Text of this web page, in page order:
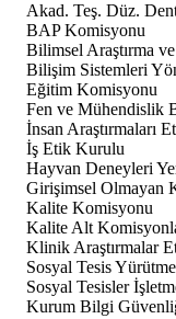
Akad. Teş. Düz.
BAP Komisyonu
Bilimsel Araştırma
Bilişim Sistemleri
Eğitim Komisyonu
Fen ve Mühendislik
İnsan Araştırmaları
İş Etik Kurulu
Hayvan Deneyleri
Girişimsel Olmayan
Kalite Komisyonu
Kalite Alt
Klinik Araştırmalar
Sosyal Tesis
Sosyal Tesisler
Kurum Bilgi